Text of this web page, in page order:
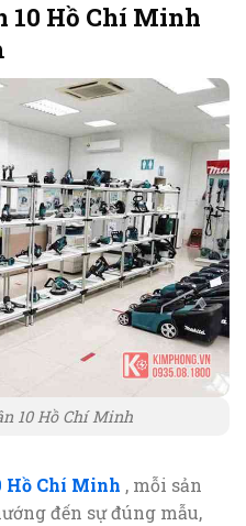
Hồ Chí Minh
10 Hồ Chí Minh
Hồ Chí Minh , mỗi sản
đến sự đúng mẫu,